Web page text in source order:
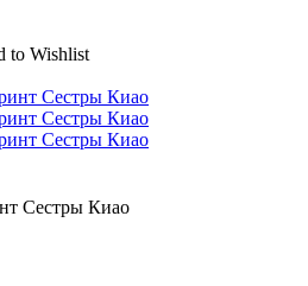
Сестры Киао